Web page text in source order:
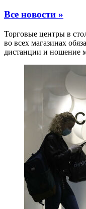
Все новости »
Торговые центры в
во всех магазинах
дистанции и ношение